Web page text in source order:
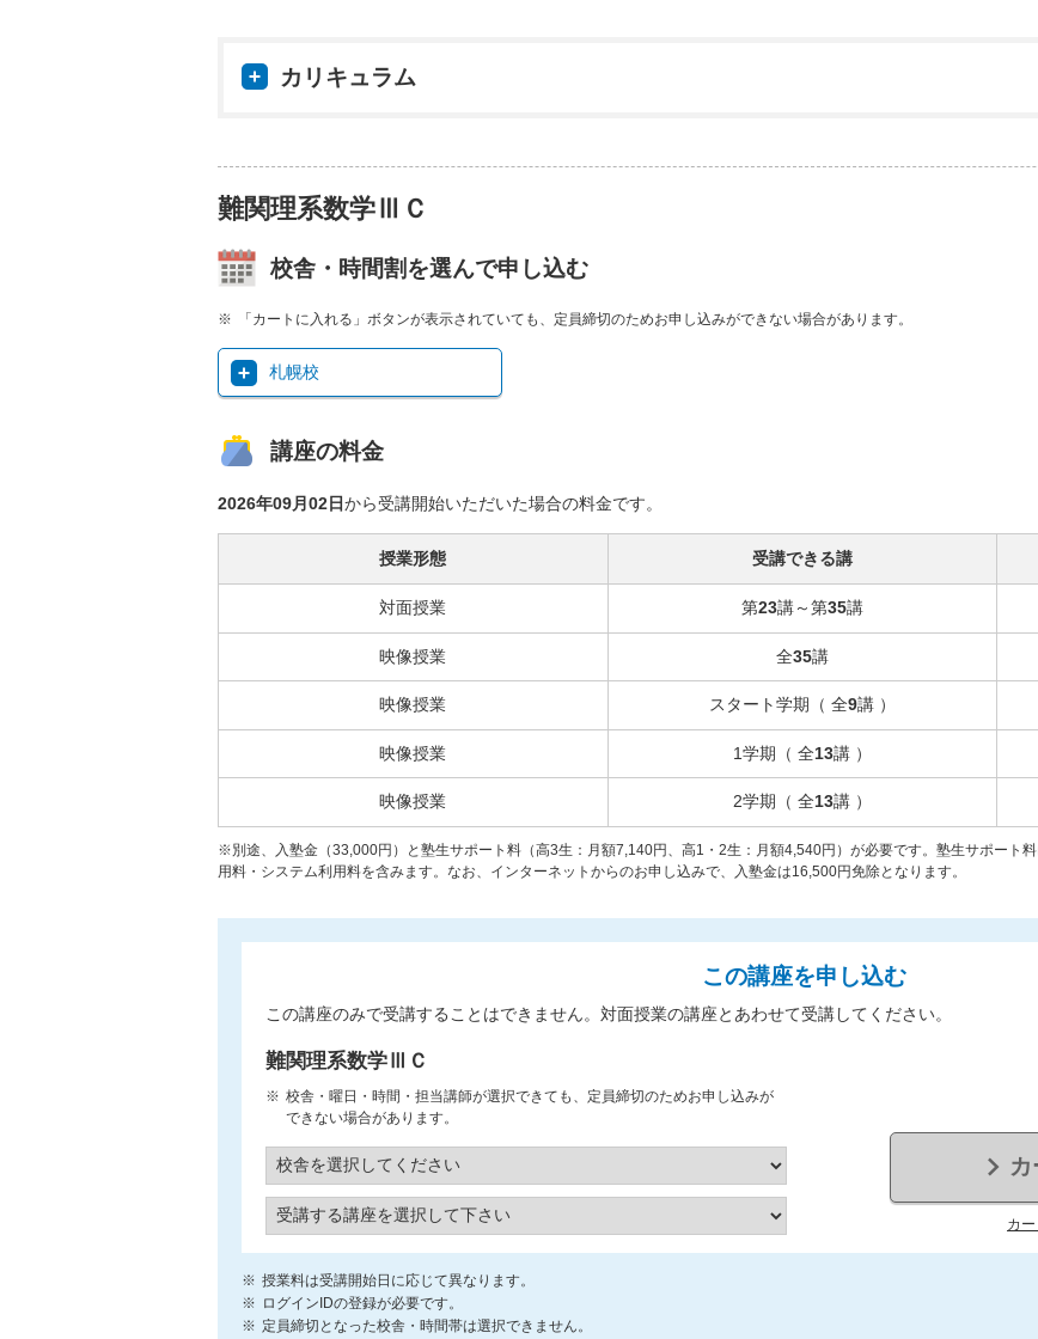
カリキュラム
難関理系数学ⅢＣ
校舎・時間割を選んで申し込む
「カートに入れる」ボタンが表示されていても、定員締切のためお申し込みができない場合があります。
札幌校
講座の料金
2026年09月02日から受講開始いただいた場合の料金です。
授業形態
対面授業
映像授業
映像授業
映像授業
映像授業
受講できる講
第23講～第35講
全35講
スタート学期（ 全9講 ）
1学期（ 全13講 ）
2学期（ 全13講 ）
※別途、入塾金（33,000円）と塾生サポート料（高3生：月額7,140円、高1・2生：月額4,540円）が必要です。塾生サポート
用料・システム利用料を含みます。なお、インターネットからのお申し込みで、入塾金は16,500円免除となります。
この講座を申し込む
この講座のみで受講することはできません。対面授業の講座とあわせて受講してください。
難関理系数学ⅢＣ
校舎・曜日・時間・担当講師が選択できても、定員締切のためお申し込みが
できない場合があります。
カ
授業料は受講開始日に応じて異なります。
ログインIDの登録が必要です。
定員締切となった校舎・時間帯は選択できません。